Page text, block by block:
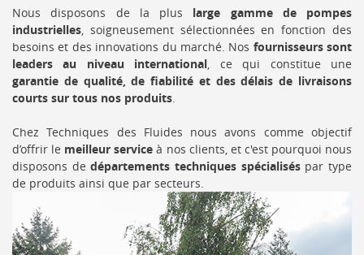
Nous disposons de la plus large gamme de pompes
industrielles, soigneusement sélectionnées en fonction des
besoins et des innovations du marché. Nos fournisseurs sont
leaders au niveau international, ce qui constitue une
garantie de qualité, de fiabilité et des délais de livraisons
courts sur tous nos produits.
Chez Techniques des Fluides nous avons comme objectif
d’offrir le meilleur service à nos clients, et c'est pourquoi nous
disposons dedépartements techniques spécialiséspar type
de produits ainsi que par secteurs.